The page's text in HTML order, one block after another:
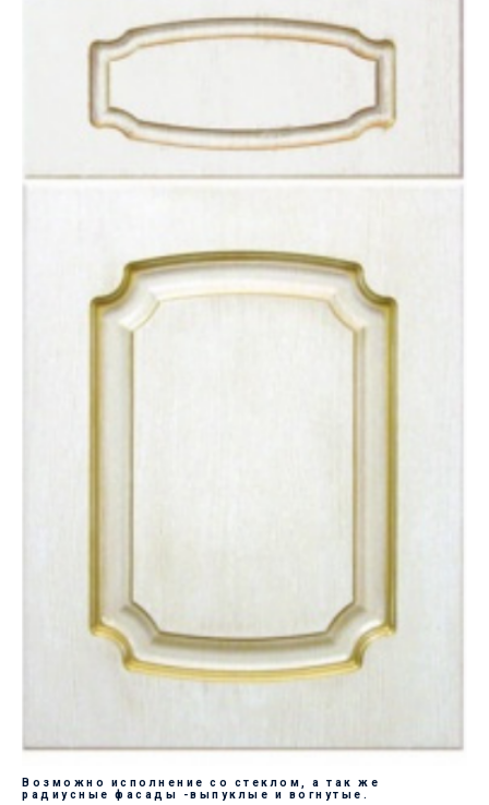
Возможно исполнение со стеклом, а так же
радиусные фасады -выпуклые и вогнутые.